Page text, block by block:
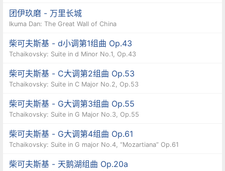
团伊玖磨 - 万里长城
Ikuma Dan: The Great Wall of China
柴可夫斯基 - d小调第1组曲 Op.43
Tchaikovsky: Suite in d Minor No.1, Op.43
柴可夫斯基 - C大调第2组曲 Op.53
Tchaikovsky: Suite in C Major No.2, Op.53
柴可夫斯基 - G大调第3组曲 Op.55
Tchaikovsky: Suite in G Major No.3, Op.55
柴可夫斯基 - G大调第4组曲 Op.61
Tchaikovsky: Suite in G major No.4, “Mozartiana” Op.61
柴可夫斯基 - 天鹅湖组曲 Op.20a